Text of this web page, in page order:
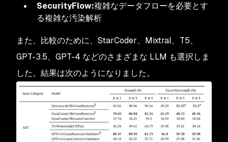
SecurityFlow:複雑なデータフローを必要とす
る複雑な汚染解析
また、比較のために、StarCoder、Mixtral、T5、
GPT-3.5、GPT-4 などのさまざまな LLM も選択しま
した。結果は次のようになりました。